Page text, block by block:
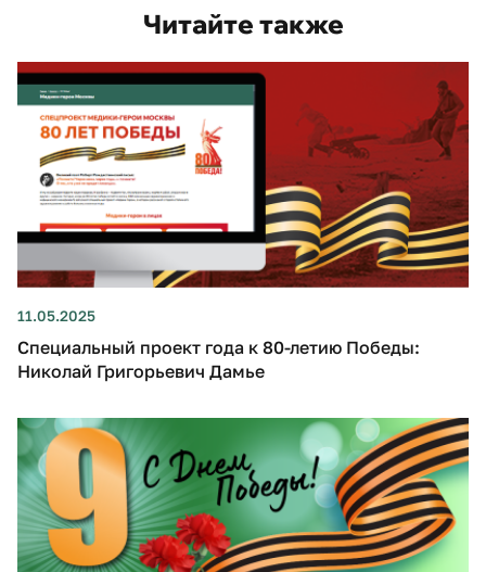
Читайте также
11.05.2025
Специальный проект года к 80-летию Победы:
Николай Григорьевич Дамье